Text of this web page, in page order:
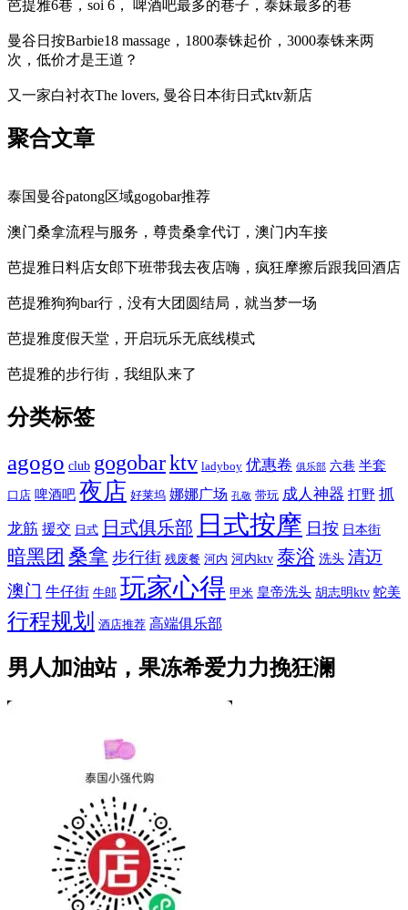
芭提雅6巷，soi 6， 啤酒吧最多的巷子，泰妹最多的巷
曼谷日按Barbie18 massage，1800泰铢起价，3000泰铢来两
次，低价才是王道？
又一家白衬衣The lovers, 曼谷日本街日式ktv新店
聚合文章
泰国曼谷patong区域gogobar推荐
澳门桑拿流程与服务，尊贵桑拿代订，澳门内车接
芭提雅日料店女郎下班带我去夜店嗨，疯狂摩擦后跟我回酒店
芭提雅狗狗bar行，没有大团圆结局，就当梦一场
芭提雅度假天堂，开启玩乐无底线模式
芭提雅的步行街，我组队来了
分类标签
agogo club gogobarktv ladyboy 优惠卷 俱乐部 六巷 半套
口店 啤酒吧 夜店 好莱坞 娜娜广场 孔敬 带玩 成人神器 打野 抓
龙筋 援交 日式 日式俱乐部 日式按摩 日按 日本街
暗黑团 桑拿 步行街 残废餐 河内 河内ktv 泰浴 洗头 清迈
澳门 牛仔街 牛郎 玩家心得 甲米 皇帝洗头 胡志明ktv 蛇美
行程规划 酒店推荐 高端俱乐部
男人加油站，果冻希爱力力挽狂澜